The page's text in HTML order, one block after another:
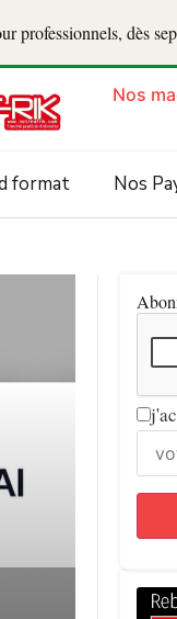
dès
Nos
format Nos